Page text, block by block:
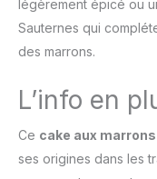
légèrement épicé ou
Sauternes qui
des marrons.
L’info en
Ce cake aux
ses origines dans les